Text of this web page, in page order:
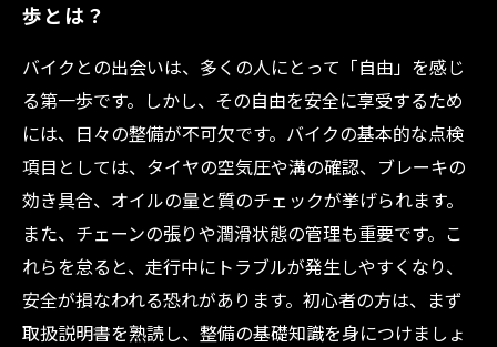
め
初心者でもできるバイク整備の具体的ステップ
長く安心して走り続けるために知っておきたい
こと
歩とは？
バイクとの出会いは、多くの人にとって「自由」を感じ
る第一歩です。しかし、その自由を安全に享受するため
には、日々の整備が不可欠です。バイクの基本的な点検
項目としては、タイヤの空気圧や溝の確認、ブレーキの
効き具合、オイルの量と質のチェックが挙げられます。
また、チェーンの張りや潤滑状態の管理も重要です。こ
れらを怠ると、走行中にトラブルが発生しやすくなり、
安全が損なわれる恐れがあります。初心者の方は、まず
取扱説明書を熟読し、整備の基礎知識を身につけましょ